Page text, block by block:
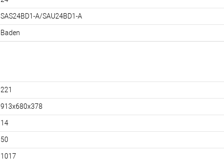
SAS24BD1-A/SAU24BD1-A
Baden
221
913x680x378
14
50
1017